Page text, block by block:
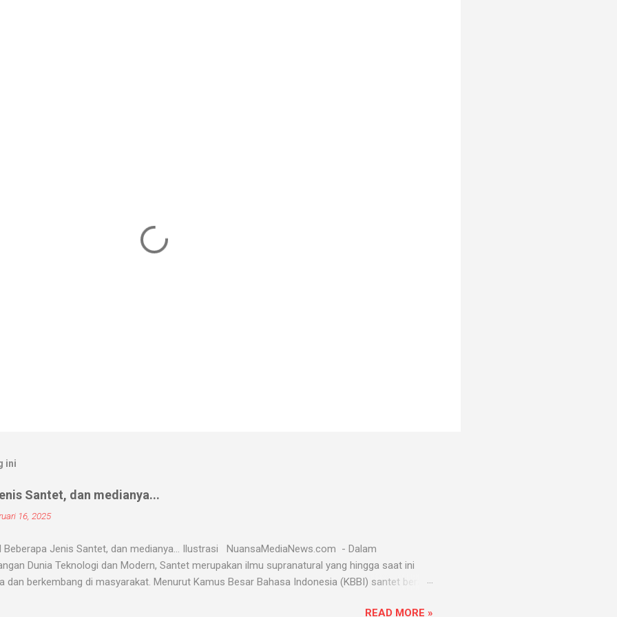
ini
Santet, dan medianya...
16, 2025
Beberapa Jenis Santet, dan medianya... Ilustrasi NuansaMediaNews.com - Dalam
Dunia Teknologi dan Modern, Santet merupakan ilmu supranatural yang hingga saat ini
dan berkembang di masyarakat. Menurut Kamus Besar Bahasa Indonesia (KBBI) santet berarti
READ MORE »